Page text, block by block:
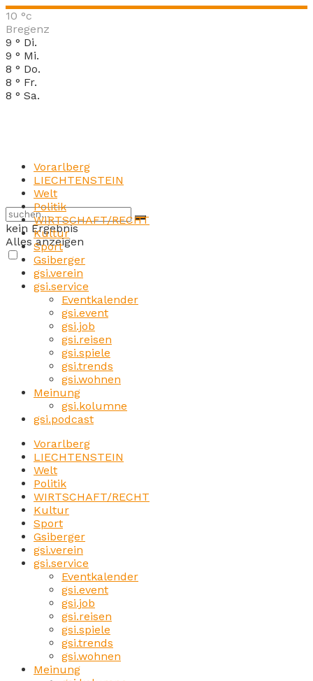
10 °c
Bregenz
9 ° Di.
9 ° Mi.
8 ° Do.
8 ° Fr.
8 ° Sa.
kein Ergebnis
Alles anzeigen
Vorarlberg
LIECHTENSTEIN
Welt
Politik
WIRTSCHAFT/RECHT
Kultur
Sport
Gsiberger
gsi.verein
gsi.service
Eventkalender
gsi.event
gsi.job
gsi.reisen
gsi.spiele
gsi.trends
gsi.wohnen
Meinung
gsi.kolumne
gsi.podcast
Vorarlberg
LIECHTENSTEIN
Welt
Politik
WIRTSCHAFT/RECHT
Kultur
Sport
Gsiberger
gsi.verein
gsi.service
Eventkalender
gsi.event
gsi.job
gsi.reisen
gsi.spiele
gsi.trends
gsi.wohnen
Meinung